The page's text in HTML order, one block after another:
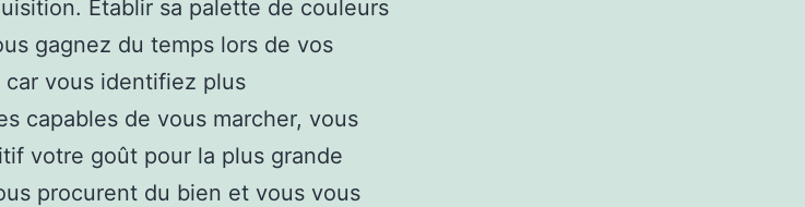
Établir sa palette de couleurs
gagnez du temps lors de vos
vous identifiez plus
capables de vous marcher, vous
votre goût pour la plus grande
procurent du bien et vous vous